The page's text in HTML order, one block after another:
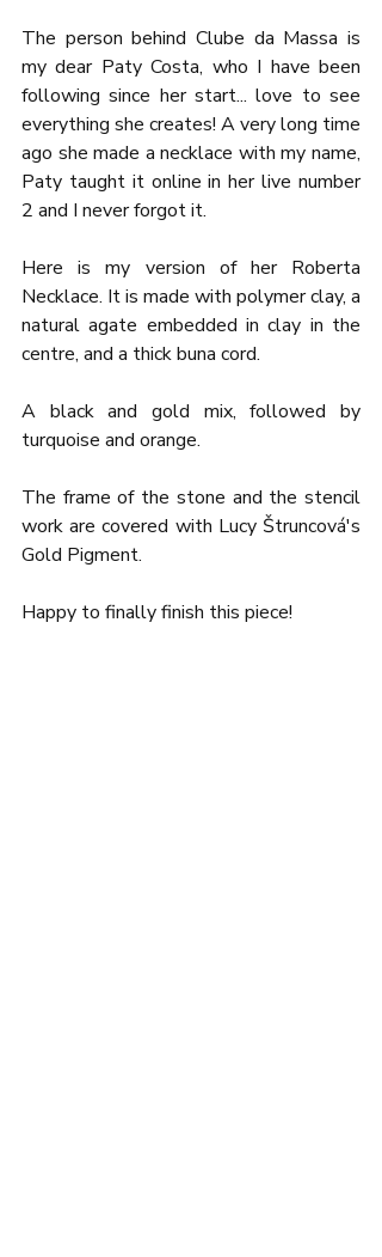
The person behind Clube da Massa is
my dear Paty Costa, who I have been
following since her start... love to see
everything she creates! A very long time
ago she made a necklace with my name,
Paty taught it online in her live number
2 and I never forgot it.
Here is my version of her Roberta
Necklace. It is made with polymer clay, a
natural agate embedded in clay in the
centre, and a thick buna cord.
A black and gold mix, followed by
turquoise and orange.
The frame of the stone and the stencil
work are covered with Lucy Štruncová's
Gold Pigment.
Happy to finally finish this piece!